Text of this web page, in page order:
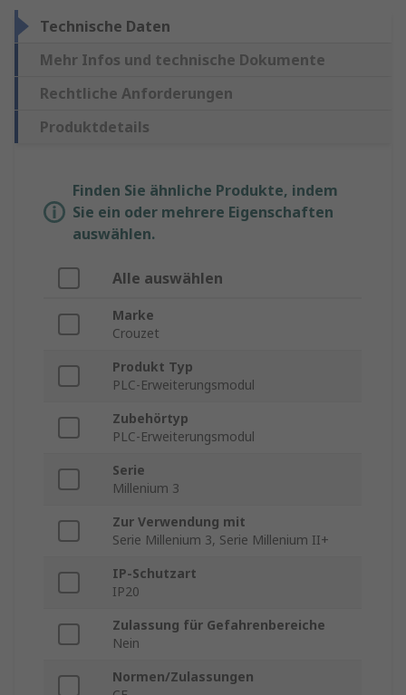
Technische Daten
Mehr Infos und technische Dokumente
Rechtliche Anforderungen
Produktdetails
Finden Sie ähnliche Produkte, indem
Sie ein oder mehrere Eigenschaften
auswählen.
Alle auswählen
Marke
Crouzet
Produkt Typ
PLC-Erweiterungsmodul
Zubehörtyp
PLC-Erweiterungsmodul
Serie
Millenium 3
Zur Verwendung mit
Serie Millenium 3, Serie Millenium II+
IP-Schutzart
IP20
Zulassung für Gefahrenbereiche
Nein
Normen/Zulassungen